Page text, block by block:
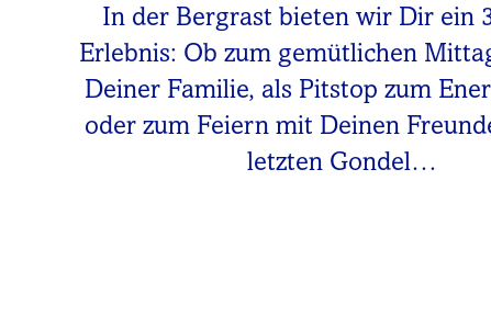
In der Bergrast bieten wir Dir ein
Erlebnis: Ob zum gemütlichen
Deiner Familie, als Pitstop zum
oder zum Feiern mit Deinen
letzten Gondel…